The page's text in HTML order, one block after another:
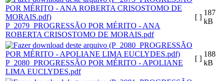
P_2079_PROGRESSÃO POR MÉRITO - ANA
ROBERTA CRISOSTOMO DE MORAIS.pdf
[ ]
187
kB
P_2080_PROGRESSÃO POR MÉRITO - APOLIANE
LIMA EUCLYDES.pdf
[ ]
188
kB